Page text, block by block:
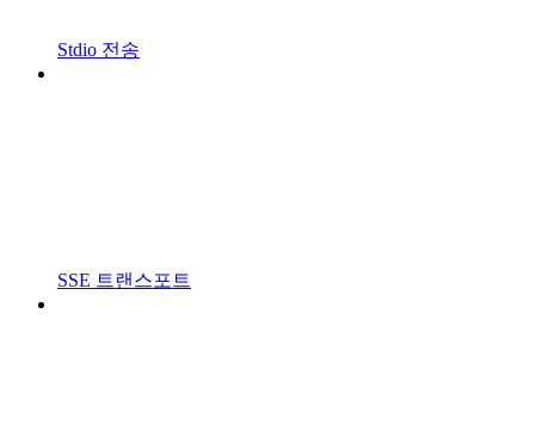
Stdio 전송
SSE 트랜스포트